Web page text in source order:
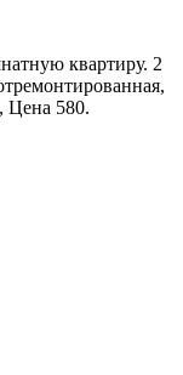
квартиру. 2
Цена 580.